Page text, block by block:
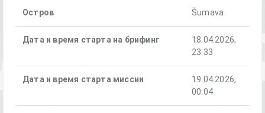
Остров Šumava
Дата и время старта на брифинг
18.04.2026,
23:33
Дата и время старта миссии
19.04.2026,
00:04